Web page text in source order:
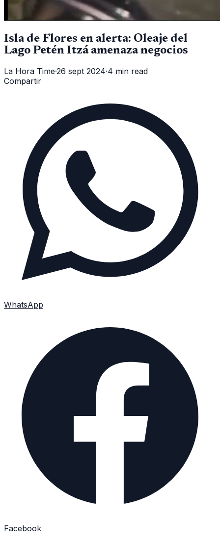
Isla de Flores en alerta: Oleaje del
Lago Petén Itzá amenaza negocios
La Hora Time·26 sept 2024·4 min read
Compartir
WhatsApp
Facebook